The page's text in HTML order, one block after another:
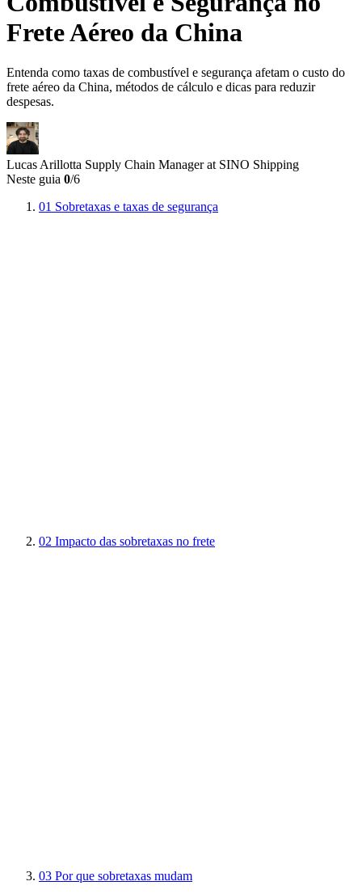
Frete Aéreo da China
Entenda como taxas de combustível e segurança afetam o custo do
frete aéreo da China, métodos de cálculo e dicas para reduzir
despesas.
Lucas Arillotta Supply Chain Manager at SINO Shipping
Neste guia 0/6
01 Sobretaxas e taxas de segurança
02 Impacto das sobretaxas no frete
03 Por que sobretaxas mudam